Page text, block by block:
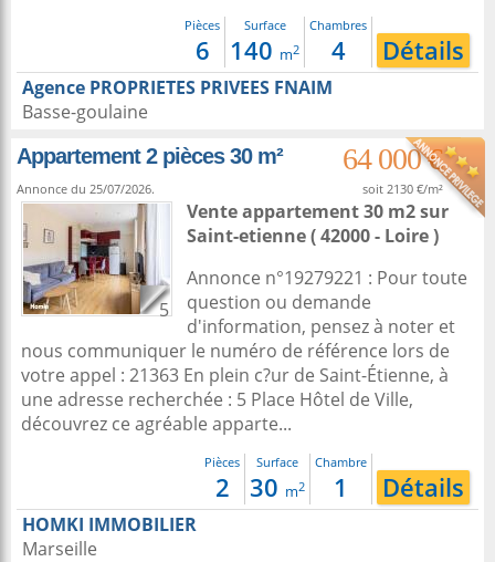
Pièces
6
Surface
140 m2
Chambres
4 Détails
Agence PROPRIETES PRIVEES FNAIM
Basse-goulaine
Appartement 2 pièces 30 m²
64 000 €
Annonce du 25/07/2026. soit 2130 €/m²
5
Vente appartement 30 m2sur
Saint-etienne( 42000 - Loire )
Annonce n°19279221 : Pour toute
question ou demande
d'information, pensez à noter et
nous communiquer le numéro de référence lors de
votre appel : 21363 En plein c?ur de Saint-Étienne, à
une adresse recherchée : 5 Place Hôtel de Ville,
découvrez ce agréable apparte...
Pièces
2
Surface
30 m2
Chambre
1 Détails
HOMKI IMMOBILIER
Marseille